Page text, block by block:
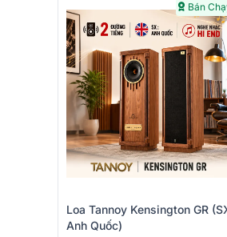
Bán
Loa Tannoy Kensington GR
Anh Quốc)